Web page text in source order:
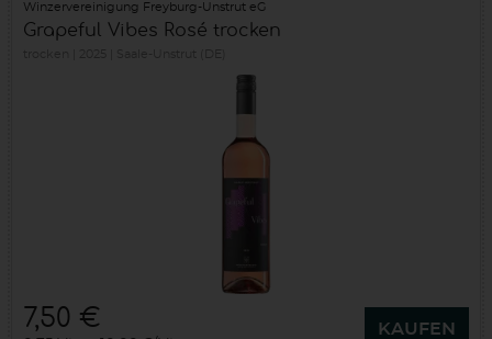
Winzervereinigung Freyburg-Unstrut eG
Grapeful Vibes Rosé trocken
7,50 € KAUFEN